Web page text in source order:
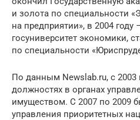
и золота по специальности
на предприятии», в 2004
госуниверситет экономики,
по специальности
По данным Newslab.ru, с 2003
должностях в органах
имуществом. С 2007 по 2009
управления приоритетных